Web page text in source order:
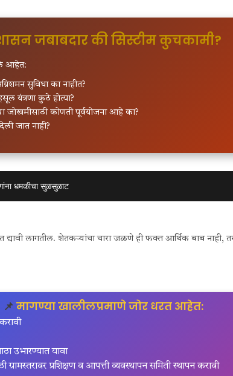
जबाबदार की सिस्टीम कुचकामी?
आहेत:
सुविधा का नाहीत?
यंत्रणा कुठे होत्या?
जोखमीसाठी कोणती पूर्वयोजना आहे का?
जात नाही?
धमकीचा सुळसुळाट
द्यावी लागतील. शेतकऱ्यांचा चारा जळणे ही फक्त आर्थिक बाब नाही,
📌 मागण्या खालीलप्रमाणे जोर धरत आहेत:
उभारण्यात यावा
ग्रामस्तरावर प्रशिक्षण व आपत्ती व्यवस्थापन समिती स्थापन करावी